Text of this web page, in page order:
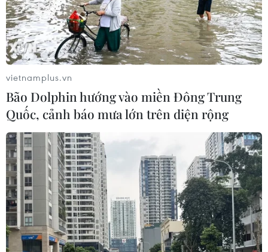
vietnamplus.vn
Bão Dolphin hướng vào miền Đông Trung
Quốc, cảnh báo mưa lớn trên diện rộng